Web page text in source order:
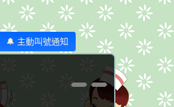
🔔 主動叫號通知
--